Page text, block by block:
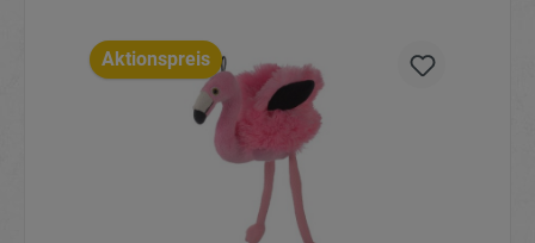
Aktionspreis